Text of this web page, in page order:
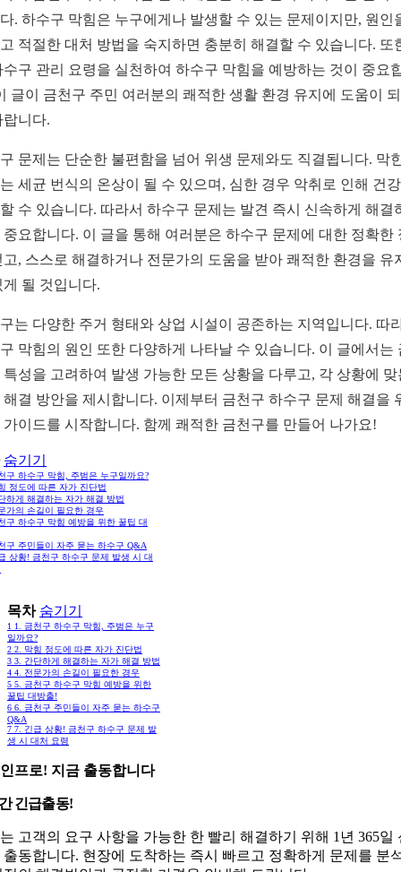
. 하수구 막힘은 누구에게나 발생할 수 있는 문제이지만, 원인
적절한 대처 방법을 숙지하면 충분히 해결할 수 있습니다. 또
수구 관리 요령을 실천하여 하수구 막힘을 예방하는 것이 중요
글이 금천구 주민 여러분의 쾌적한 생활 환경 유지에 도움이
랍니다.
문제는 단순한 불편함을 넘어 위생 문제와도 직결됩니다. 막
세균 번식의 온상이 될 수 있으며, 심한 경우 악취로 인해 건
수 있습니다. 따라서 하수구 문제는 발견 즉시 신속하게 해결
중요합니다. 이 글을 통해 여러분은 하수구 문제에 대한 정확한
고, 스스로 해결하거나 전문가의 도움을 받아 쾌적한 환경을 유
게 될 것입니다.
는 다양한 주거 형태와 상업 시설이 공존하는 지역입니다. 따
막힘의 원인 또한 다양하게 나타날 수 있습니다. 이 글에서는
특성을 고려하여 발생 가능한 모든 상황을 다루고, 각 상황에 맞
해결 방안을 제시합니다. 이제부터 금천구 하수구 문제 해결을
가이드를 시작합니다. 함께 쾌적한 금천구를 만들어 나가요!
숨기기
구 하수구 막힘, 주범은 누구일까요?
정도에 따른 자가 진단법
하게 해결하는 자가 해결 방법
가의 손길이 필요한 경우
구 하수구 막힘 예방을 위한 꿀팁 대
구 주민들이 자주 묻는 하수구 Q&A
상황! 금천구 하수구 문제 발생 시 대
목차 숨기기
1 1. 금천구 하수구 막힘, 주범은 누구
일까요?
2 2. 막힘 정도에 따른 자가 진단법
3 3. 간단하게 해결하는 자가 해결 방법
4 4. 전문가의 손길이 필요한 경우
5 5. 금천구 하수구 막힘 예방을 위한
꿀팁 대방출!
6 6. 금천구 주민들이 자주 묻는 하수구
Q&A
7 7. 긴급 상황! 금천구 하수구 문제 발
생 시 대처 요령
프로! 지금 출동합니다
긴급출동!
고객의 요구 사항을 가능한 한 빨리 해결하기 위해 1년 365일
출동합니다. 현장에 도착하는 즉시 빠르고 정확하게 문제를 분